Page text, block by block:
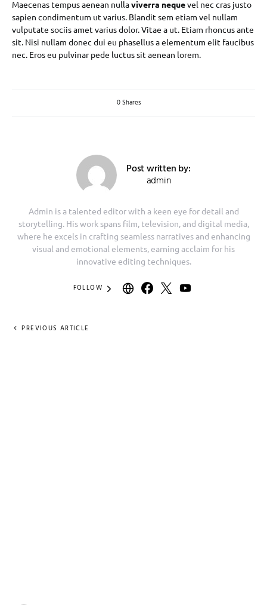
Maecenas tempus aenean nullaviverra nequevel nec cras justo
sapien condimentum ut varius. Blandit sem etiam vel nullam
vulputate sociis amet varius dolor. Vitae a ut. Etiam rhoncus ante
sit. Nisi nullam donec dui eu phasellus a elementum elit faucibus
nec. Eros eu pulvinar pede luctus sit aenean lorem.
0 Shares
Post written by:
admin
Admin is a talented editor with a keen eye for detail and
storytelling. His work spans film, television, and digital media,
where he excels in crafting seamless narratives and enhancing
visual and emotional elements, earning acclaim for his
innovative editing techniques.
FOLLOW
PREVIOUS ARTICLE